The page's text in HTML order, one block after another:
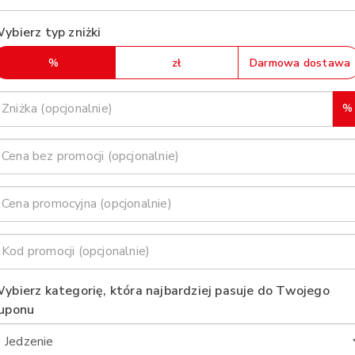
typ zniżki
% zł Darmowa dostawa
%
kategorię, która najbardziej pasuje do Twojego